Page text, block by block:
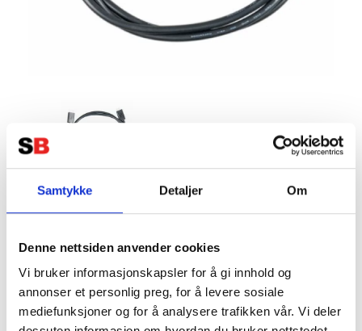
Samtykke Detaljer Om
Denne nettsiden anvender cookies
Vi bruker informasjonskapsler for å gi innhold og
annonser et personlig preg, for å levere sosiale
mediefunksjoner og for å analysere trafikken vår. Vi deler
VICTRON VE Direct kabel 0,3m